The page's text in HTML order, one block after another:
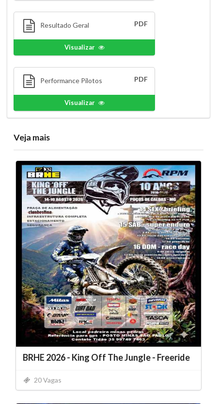
Resultado Geral PDF
Visualizar
Performance Pilotos PDF
Visualizar
Veja mais
BRHE 2026 - King Off The Jungle - Freeride
20 Vagas